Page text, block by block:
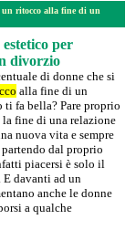
un ritocco alla fine di un
per
divorzio
di donne che si
alla fine di un
fa bella? Pare proprio
la fine di una relazione
nuova vita e sempre
dal proprio
piacersi è solo il
E davanti ad un
anche le donne
a qualche